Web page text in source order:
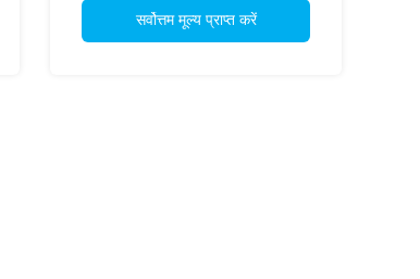
सर्वोत्तम मूल्य प्राप्त करें